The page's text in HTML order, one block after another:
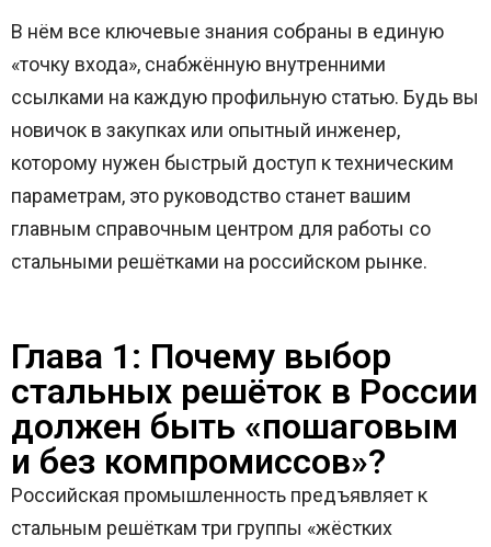
В нём все ключевые знания собраны в единую
«точку входа», снабжённую внутренними
ссылками на каждую профильную статью. Будь вы
новичок в закупках или опытный инженер,
которому нужен быстрый доступ к техническим
параметрам, это руководство станет вашим
главным справочным центром для работы со
стальными решётками на российском рынке.
Глава 1: Почему выбор
стальных решёток в России
должен быть «пошаговым
и без компромиссов»?
Российская промышленность предъявляет к
стальным решёткам три группы «жёстких